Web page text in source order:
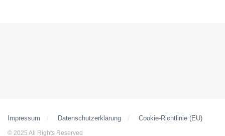
Impressum Datenschutzerklärung Cookie-Richtlinie (EU)
© 2025 All Rights Reserved